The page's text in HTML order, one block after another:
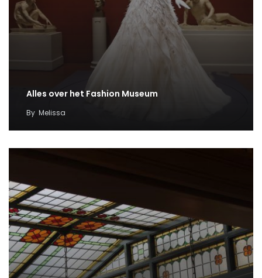
Alles over het Fashion Museum
By Melissa